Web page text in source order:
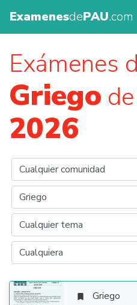
ExamenesdePAU.com
Exámenes
Griego de
2026
 Griego